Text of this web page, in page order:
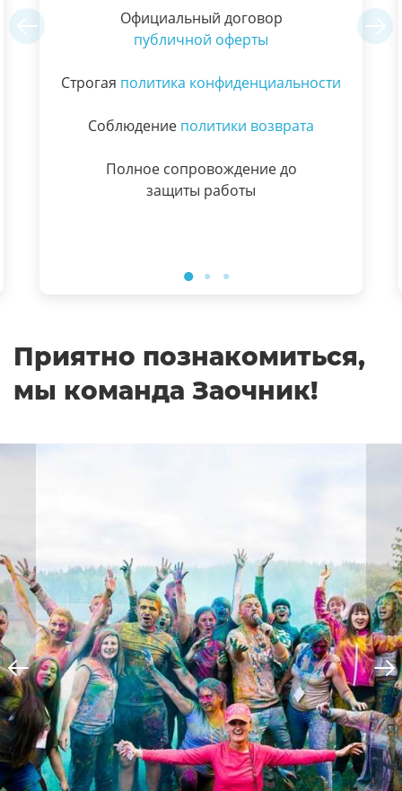
Официальный договор
публичной оферты
Строгая политика конфиденциальности
Соблюдение политики возврата
Полное сопровождение до
защиты работы
Приятно познакомиться,
мы команда Заочник!